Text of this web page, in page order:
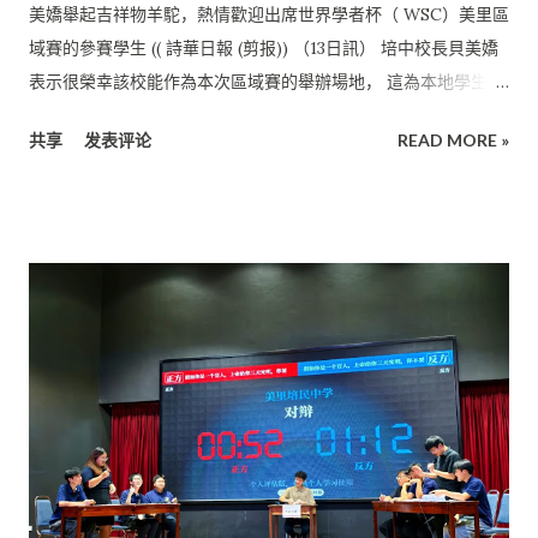
美嬌舉起吉祥物羊駝，熱情歡迎出席世界學者杯（ WSC）美里區
域賽的參賽學生 (( 詩華日報 (剪报)) （13日訊） 培中校長貝美嬌
表示很榮幸該校能作為本次區域賽的舉辦場地， 這為本地學生提
多類似的賽事在培中舉辦，讓更多學生受惠。 “ 這次賽事不僅讓
中作為比賽場地。 看到這麼多年輕學子在比賽中展現才華， 作為
動在培中舉辦， 讓砂拉越北區的學生都能受益。 培民中學願意繼
續支持這類有意義的活動， 為提升本區域教育水平貢獻一份力
量。” 林睿妮耶魯奪金 這項美裡區域賽今年6月21 和22日在美里
培民中學舉行，共吸引32名精英參加， 其中包括來自西馬的學
生。 “去年11月份，本校學生林睿妮在美國耶魯大學舉行的‘ 世界
學者杯’冠軍錦標賽中獲得3個金獎和2個銀獎， 我們特別期待今年
共享 发表评论 READ MORE »